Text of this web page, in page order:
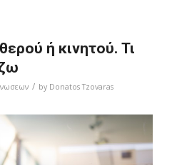
ή κινητού. Τι
/ by Donatos Tzovaras